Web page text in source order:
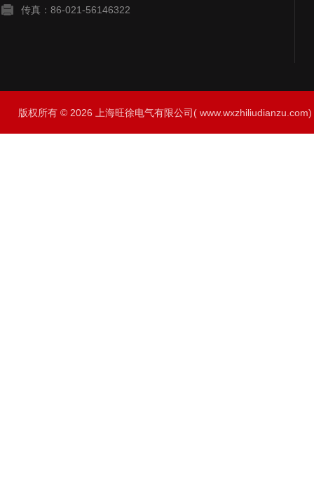
传真：86-021-56146322
版权所有 © 2026 上海旺徐电气有限公司(